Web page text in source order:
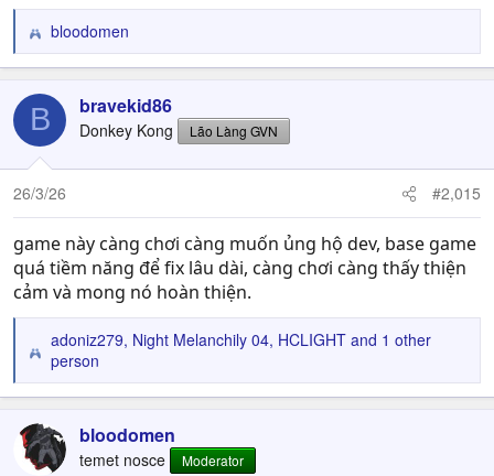
R
e
c
i
o
n
s
bloodomen
B bravekid86
Donkey Kong Lão Làng GVN
26/3/26 #2,015
game này càng chơi càng muốn ủng hộ dev, base game
quá tiềm năng để fix lâu dài, càng chơi càng thấy thiện
cảm và mong nó hoàn thiện.
R
e
a
c
t
i
adoniz279, Night Melanchily 04, HCLIGHT and 1 other
person
bloodomen
temet nosce Moderator